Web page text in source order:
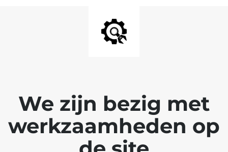
We zijn bezig met
werkzaamheden op